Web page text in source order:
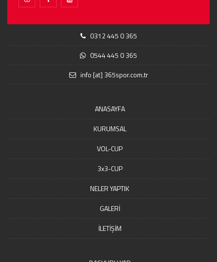
0312 445 0 365
0544 445 0 365
info [at] 365spor.com.tr
ANASAYFA
KURUMSAL
VOL-CUP
3x3-CUP
NELER YAPTIK
GALERİ
İLETİŞİM